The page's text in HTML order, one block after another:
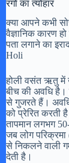
रंगों का त्योहार
क्या आपने कभी
वैज्ञानिक कारण
पता लगाने का
Holi
होली वसंत ऋतु में
बीच की अवधि है।
से गुजरते हैं। अवधि
को प्रेरित करती
तापमान लगभग
जब लोग
से निकलने वाली
देती है।